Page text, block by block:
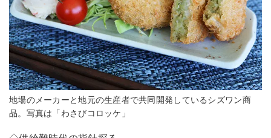
地場のメーカーと地元の生産者で共同開発しているシズワン商
品。写真は「わさびコロッケ」